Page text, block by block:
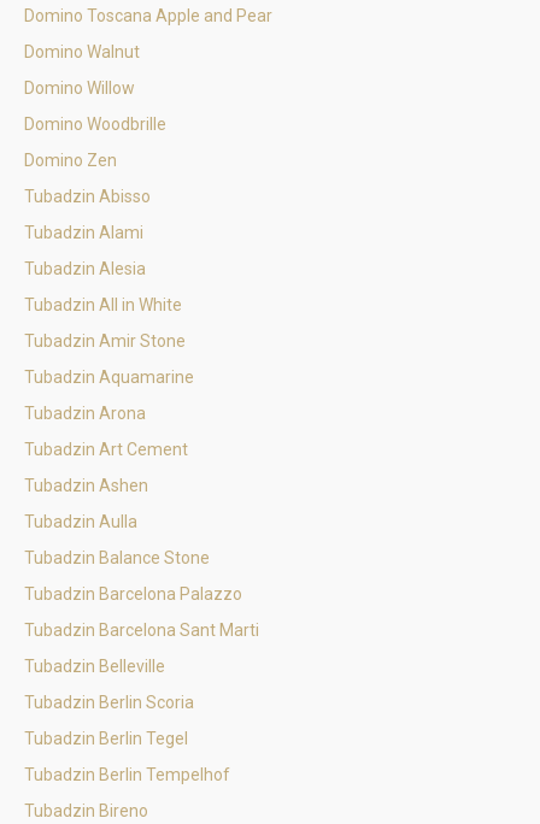
Domino Toscana Apple and Pear
Domino Walnut
Domino Willow
Domino Woodbrille
Domino Zen
Tubadzin Abisso
Tubadzin Alami
Tubadzin Alesia
Tubadzin All in White
Tubadzin Amir Stone
Tubadzin Aquamarine
Tubadzin Arona
Tubadzin Art Cement
Tubadzin Ashen
Tubadzin Aulla
Tubadzin Balance Stone
Tubadzin Barcelona Palazzo
Tubadzin Barcelona Sant Marti
Tubadzin Belleville
Tubadzin Berlin Scoria
Tubadzin Berlin Tegel
Tubadzin Berlin Tempelhof
Tubadzin Bireno